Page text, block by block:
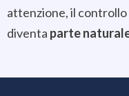
attenzione, il
diventa parte